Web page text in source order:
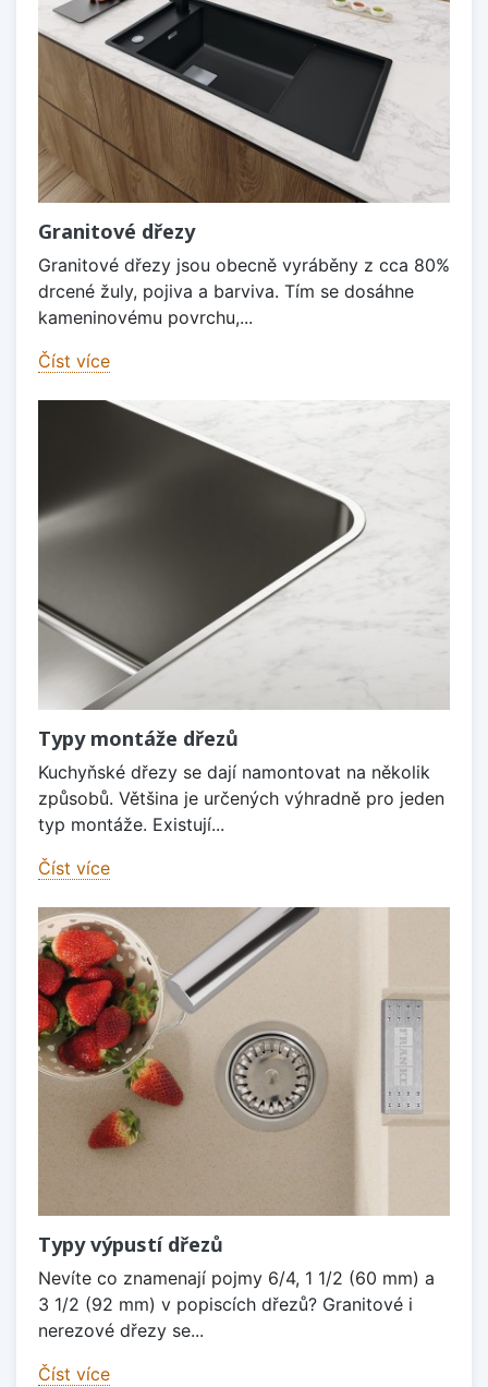
Granitové dřezy
Granitové dřezy jsou obecně vyráběny z cca 80%
drcené žuly, pojiva a barviva. Tím se dosáhne
kameninovému povrchu,...
Číst více
Typy montáže dřezů
Kuchyňské dřezy se dají namontovat na několik
způsobů. Většina je určených výhradně pro jeden
typ montáže. Existují...
Číst více
Typy výpustí dřezů
Nevíte co znamenají pojmy 6/4, 1 1/2 (60 mm) a
3 1/2 (92 mm) v popiscích dřezů? Granitové i
nerezové dřezy se...
Číst více